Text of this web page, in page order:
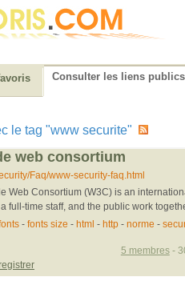
Consulter les liens publics
le tag "www securite"
web consortium
Faq/www-security-faq.html
Web Consortium (W3C) is an
full-time staff, and the public work
- fonts size - html - http- norme -
5 membres-